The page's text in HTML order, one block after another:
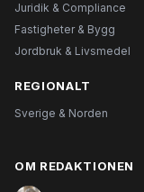
Juridik & Compliance
Fastigheter & Bygg
Jordbruk & Livsmedel
REGIONALT
Sverige & Norden
OM REDAKTIONEN